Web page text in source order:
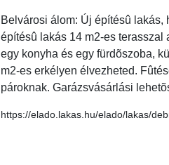
Belvárosi álom: Új építésû
építésû lakás 14 m2-es terasszal
egy konyha és egy fürdõszoba,
m2-es erkélyen élvezheted.
pároknak. Garázsvásárlási
https://elado.lakas.hu/elado/lakas/